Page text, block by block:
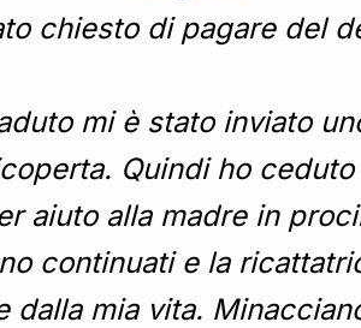
chiesto di pagare del
mi è stato inviato
Quindi ho
aiuto alla madre in
continuati e la
dalla mia vita.